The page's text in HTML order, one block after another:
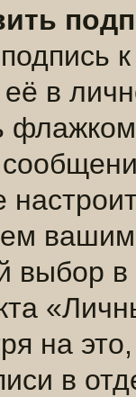
её в
выбор
на
в